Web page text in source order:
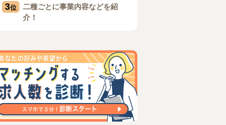
3位
二種ごとに事業内容などを紹
介！